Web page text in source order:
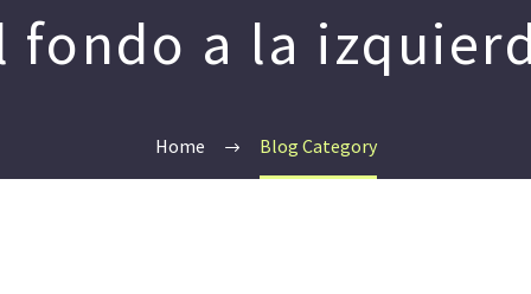
fondo a la
Home Blog Category